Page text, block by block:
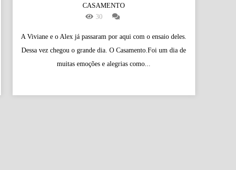
CASAMENTO
30
A Viviane e o Alex já passaram por aqui com o ensaio deles.
Dessa vez chegou o grande dia. O Casamento.Foi um dia de
muitas emoções e alegrias como...